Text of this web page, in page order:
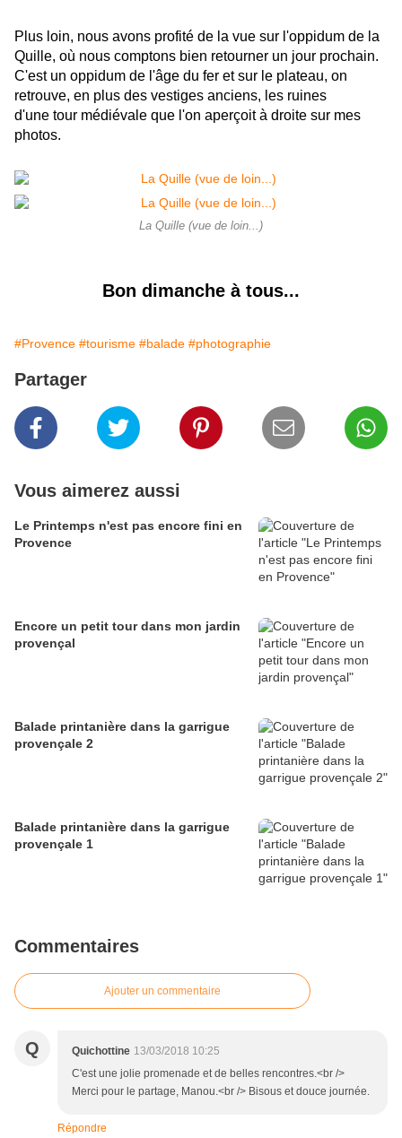
Plus loin, nous avons profité de la vue sur l'oppidum de la
Quille, où nous comptons bien retourner un jour prochain.
C'est un oppidum de l'âge du fer et sur le plateau, on
retrouve, en plus des vestiges anciens, les ruines
d'une tour médiévale que l'on aperçoit à droite sur mes
photos.
La Quille (vue de loin...)
Bon dimanche à tous...
#Provence #tourisme #balade #photographie
Partager
Vous aimerez aussi
Le Printemps n'est pas encore fini en
Provence
Encore un petit tour dans mon jardin
provençal
Balade printanière dans la garrigue
provençale 2
Balade printanière dans la garrigue
provençale 1
Commentaires
Ajouter un commentaire
Q Quichottine 13/03/2018 10:25
C'est une jolie promenade et de belles rencontres.<br />
Merci pour le partage, Manou.<br /> Bisous et douce journée.
Répondre